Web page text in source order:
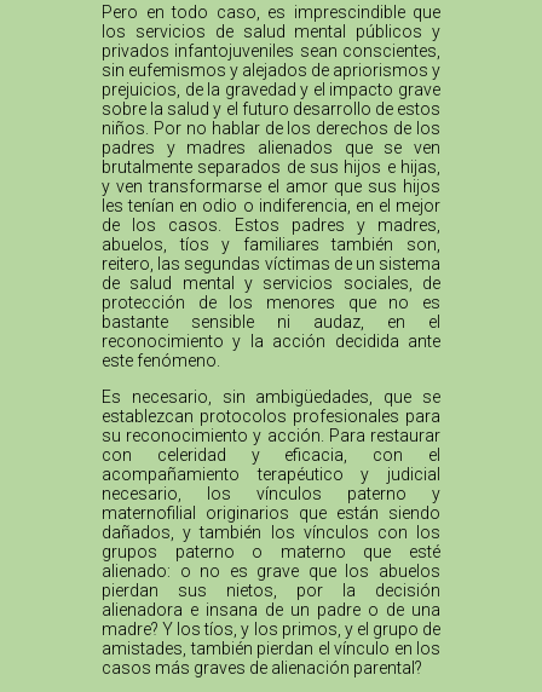
Pero en todo caso, es imprescindible que
los servicios de salud mental públicos y
privados infantojuveniles sean conscientes,
sin eufemismos y alejados de apriorismos y
prejuicios, de la gravedad y el impacto grave
sobre la salud y el futuro desarrollo de estos
niños. Por no hablar de los derechos de los
padres y madres alienados que se ven
brutalmente separados de sus hijos e hijas,
y ven transformarse el amor que sus hijos
les tenían en odio o indiferencia, en el mejor
de los casos. Estos padres y madres,
abuelos, tíos y familiares también son,
reitero, las segundas víctimas de un sistema
de salud mental y servicios sociales, de
protección de los menores que no es
bastante sensible ni audaz, en el
reconocimiento y la acción decidida ante
este fenómeno.
Es necesario, sin ambigüedades, que se
establezcan protocolos profesionales para
su reconocimiento y acción. Para restaurar
con celeridad y eficacia, con el
acompañamiento terapéutico y judicial
necesario, los vínculos paterno y
maternofilial originarios que están siendo
dañados, y también los vínculos con los
grupos paterno o materno que esté
alienado: o no es grave que los abuelos
pierdan sus nietos, por la decisión
alienadora e insana de un padre o de una
madre? Y los tíos, y los primos, y el grupo de
amistades, también pierdan el vínculo en los
casos más graves de alienación parental?